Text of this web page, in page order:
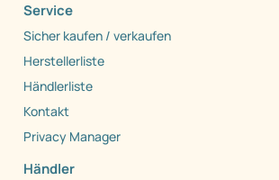
Service
Sicher kaufen / verkaufen
Herstellerliste
Händlerliste
Kontakt
Privacy Manager
Händler